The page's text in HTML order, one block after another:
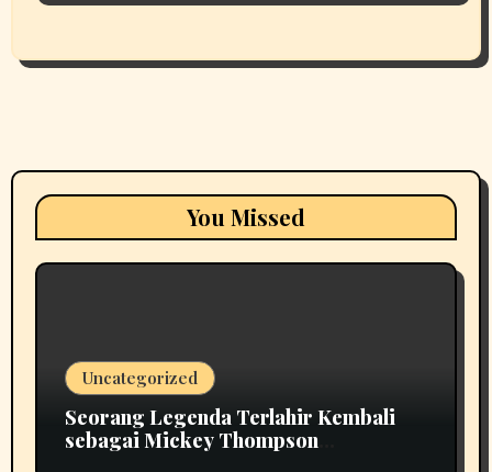
You Missed
Uncategorized
Seorang Legenda Terlahir Kembali
sebagai Mickey Thompson